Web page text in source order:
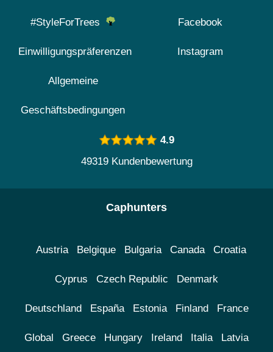
#StyleForTrees
Einwilligungspräferenzen
Allgemeine
Geschäftsbedingungen
Facebook
Instagram
4.9
49319 Kundenbewertung
Caphunters
Austria Belgique Bulgaria Canada Croatia
Cyprus Czech Republic Denmark
Deutschland España Estonia Finland France
Global Greece Hungary Ireland Italia Latvia